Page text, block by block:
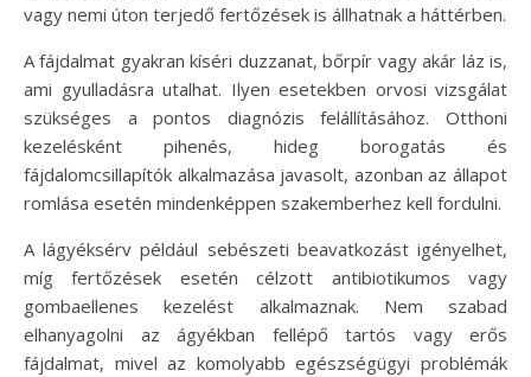
vagy nemi úton terjedő fertőzések is állhatnak a háttérben.
A fájdalmat gyakran kíséri duzzanat, bőrpír vagy akár láz is,
ami gyulladásra utalhat. Ilyen esetekben orvosi vizsgálat
szükséges a pontos diagnózis felállításához. Otthoni
kezelésként pihenés, hideg borogatás és
fájdalomcsillapítók alkalmazása javasolt, azonban az állapot
romlása esetén mindenképpen szakemberhez kell fordulni.
A lágyéksérv például sebészeti beavatkozást igényelhet,
míg fertőzések esetén célzott antibiotikumos vagy
gombaellenes kezelést alkalmaznak. Nem szabad
elhanyagolni az ágyékban fellépő tartós vagy erős
fájdalmat, mivel az komolyabb egészségügyi problémák